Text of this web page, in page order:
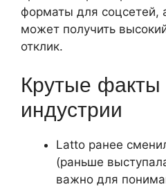
форматы для соцсетей,
может получить
отклик.
Крутые факты
индустрии
Latto ранее
(раньше
важно для